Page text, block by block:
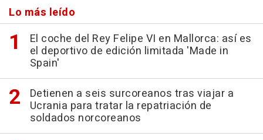
Lo más leído
El coche del Rey Felipe VI en Mallorca: así es
el deportivo de edición limitada 'Made in
Spain'
Detienen a seis surcoreanos tras viajar a
Ucrania para tratar la repatriación de
soldados norcoreanos